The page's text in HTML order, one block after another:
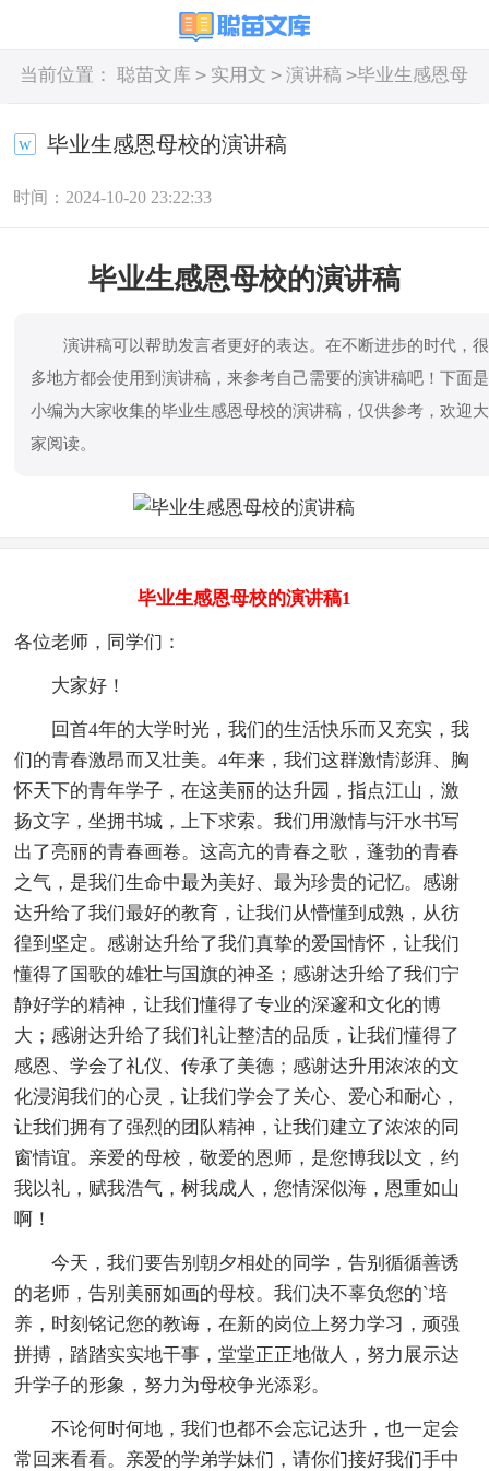
当前位置： 聪苗文库 > 实用文 > 演讲稿 >毕业生感恩母
毕业生感恩母校的演讲稿
时间：2024-10-20 23:22:33
毕业生感恩母校的演讲稿
演讲稿可以帮助发言者更好的表达。在不断进步的时代，很
多地方都会使用到演讲稿，来参考自己需要的演讲稿吧！下面是
小编为大家收集的毕业生感恩母校的演讲稿，仅供参考，欢迎大
家阅读。
毕业生感恩母校的演讲稿1
各位老师，同学们：
大家好！
回首4年的大学时光，我们的生活快乐而又充实，我
们的青春激昂而又壮美。4年来，我们这群激情澎湃、胸
怀天下的青年学子，在这美丽的达升园，指点江山，激
扬文字，坐拥书城，上下求索。我们用激情与汗水书写
出了亮丽的青春画卷。这高亢的青春之歌，蓬勃的青春
之气，是我们生命中最为美好、最为珍贵的记忆。感谢
达升给了我们最好的教育，让我们从懵懂到成熟，从彷
徨到坚定。感谢达升给了我们真挚的爱国情怀，让我们
懂得了国歌的雄壮与国旗的神圣；感谢达升给了我们宁
静好学的精神，让我们懂得了专业的深邃和文化的博
大；感谢达升给了我们礼让整洁的品质，让我们懂得了
感恩、学会了礼仪、传承了美德；感谢达升用浓浓的文
化浸润我们的心灵，让我们学会了关心、爱心和耐心，
让我们拥有了强烈的团队精神，让我们建立了浓浓的同
窗情谊。亲爱的母校，敬爱的恩师，是您博我以文，约
我以礼，赋我浩气，树我成人，您情深似海，恩重如山
啊！
今天，我们要告别朝夕相处的同学，告别循循善诱
的老师，告别美丽如画的母校。我们决不辜负您的`培
养，时刻铭记您的教诲，在新的岗位上努力学习，顽强
拼搏，踏踏实实地干事，堂堂正正地做人，努力展示达
升学子的形象，努力为母校争光添彩。
不论何时何地，我们也都不会忘记达升，也一定会
常回来看看。亲爱的学弟学妹们，请你们接好我们手中